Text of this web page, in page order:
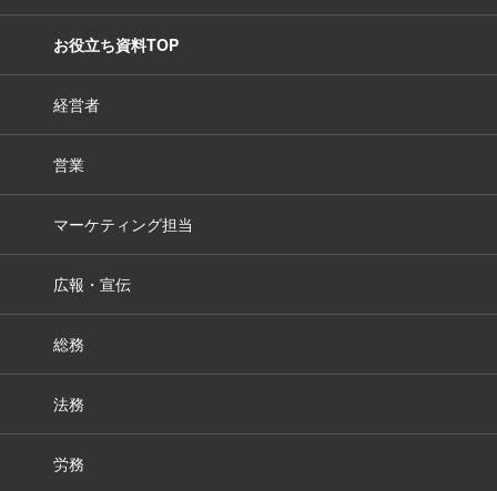
お役立ち資料TOP
経営者
営業
マーケティング担当
広報・宣伝
総務
法務
労務